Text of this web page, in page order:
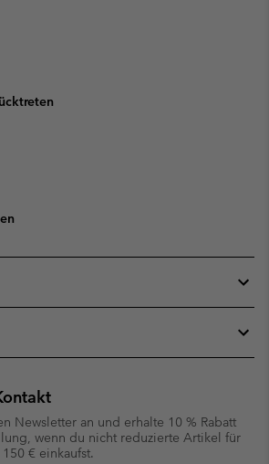
Newsletter an und erhalte 10 % Rabatt
wenn du nicht reduzierte Artikel für
€ einkaufst.